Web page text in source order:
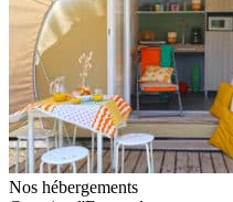
Nos hébergements